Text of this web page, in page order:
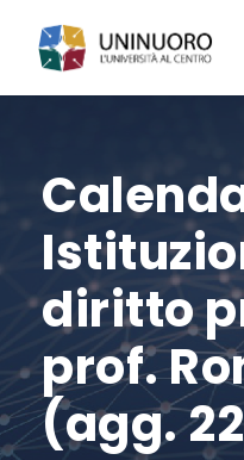
diritto
prof.
(agg.